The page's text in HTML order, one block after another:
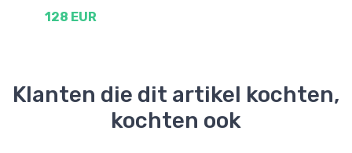
128 EUR
Klanten die dit artikel kochten,
kochten ook